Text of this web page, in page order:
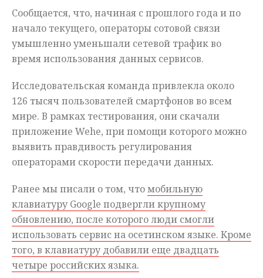
Сообщается, что, начиная с прошлого года и по
начало текущего, операторы сотовой связи
умышленно уменьшали сетевой трафик во
время использования данных сервисов.
Исследовательская команда привлекла около
126 тысяч пользователей смартфонов во всем
мире. В рамках тестирования, они скачали
приложение Wehe, при помощи которого можно
выявить правдивость регулирования
операторами скорости передачи данных.
Ранее мы писали о том, чтомобильную
клавиатуру Google подвергли крупному
обновлению, после которого люди смогли
использовать сервис на осетинском языке. Кроме
того, в клавиатуру добавили еще двадцать
четыре российских языка.